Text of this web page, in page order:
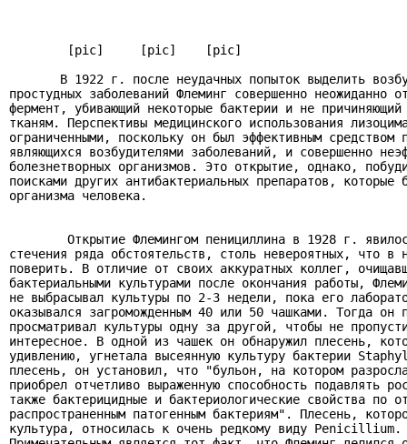
        [pic]     [pic]    [pic]
В 1922 г. после неудачных попыток выделить
простудных заболеваний Флеминг совершенно неожиданно
фермент, убивающий некоторые бактерии и не причиняющий
тканям. Перспективы медицинского использования
ограниченными, поскольку он был эффективным средством
являющихся возбудителями заболеваний, и совершенно
болезнетворных организмов. Это открытие, однако,
поисками других антибактериальных препаратов, которые
организма человека.
Открытие Флемингом пенициллина в 1928 г.
стечения ряда обстоятельств, столь невероятных, что в
поверить. В отличие от своих аккуратных коллег,
бактериальными культурами после окончания работы,
не выбрасывал культуры по 2-3 недели, пока его
оказывался загроможденным 40 или 50 чашками. Тогда он
просматривал культуры одну за другой, чтобы не
интересное. В одной из чашек он обнаружил плесень,
удивлению, угнетала высеянную культуру бактерии
плесень, он установил, что "бульон, на котором
приобрел отчетливо выраженную способность подавлять
также бактерицидные и бактериологические свойства по
распространенным патогенным бактериям". Плесень,
культура, относилась к очень редкому виду Penicillium.